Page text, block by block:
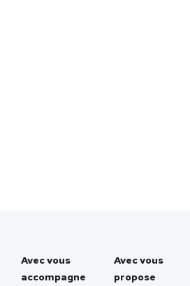
Avec vous
accompagne
Avec vous
propose